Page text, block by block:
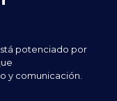
potenciado por
y comunicación.